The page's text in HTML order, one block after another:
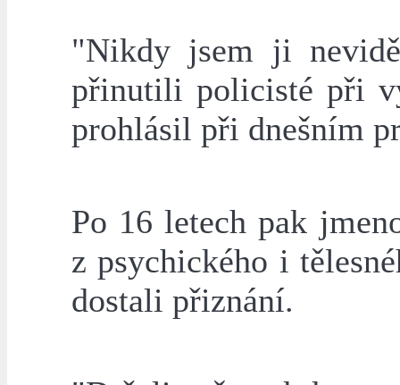
"Nikdy jsem ji
přinutili policisté při
prohlásil při dnešním
Po 16 letech pak
z psychického i
dostali přiznání.